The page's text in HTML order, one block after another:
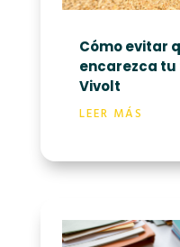
Cómo evitar
encarezca
Vivolt
LEER MÁS